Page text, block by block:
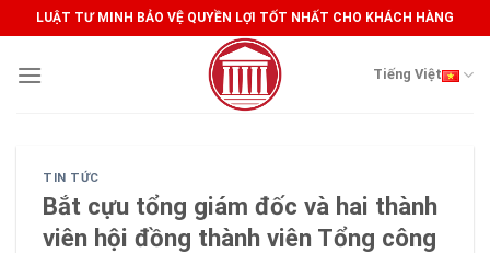
to
content
LUẬT TƯ MINH BẢO VỆ QUYỀN LỢI TỐT NHẤT CHO KHÁCH HÀNG
Tiếng Việt
TIN TỨC
Bắt cựu tổng giám đốc và hai thành
viên hội đồng thành viên Tổng công